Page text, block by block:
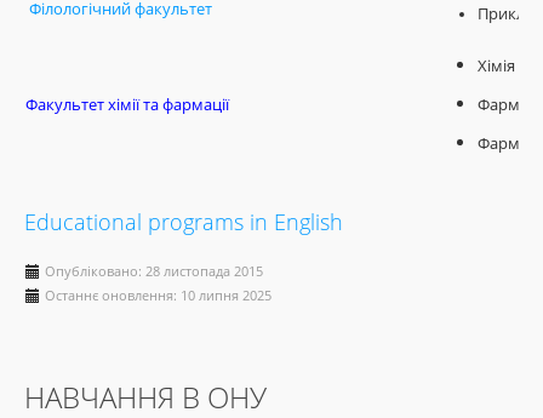
Філологічний факультет
Факультет хімії та фармації
Хімія
Educational programs in English
Опубліковано: 28 листопада 2015
Останнє оновлення: 10 липня 2025
НАВЧАННЯ В ОНУ